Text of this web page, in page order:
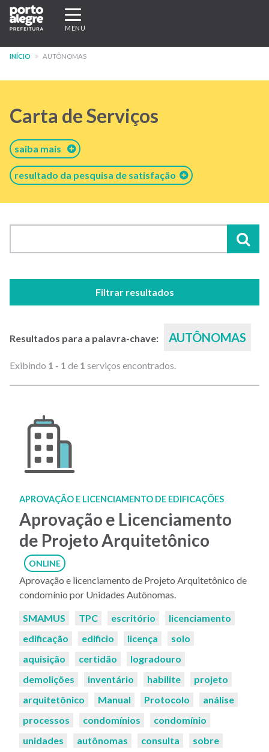
Pular
para
conteúdo
Expandir/recolher
navegação
MENU
INÍCIO AUTÔNOMAS
Carta de Serviços
saiba mais
resultado da pesquisa de satisfação
Filtrar resultados
Resultados para a palavra-chave: AUTÔNOMAS
Exibindo 1 - 1 de 1 serviços encontrados.
APROVAÇÃO E LICENCIAMENTO DE EDIFICAÇÕES
Aprovação e Licenciamento
de Projeto Arquitetônico
ONLINE
Aprovação e licenciamento de Projeto Arquitetônico de
condomínio por Unidades Autônomas.
Palavras-
SMAMUS TPC escritório
licenciamento
edificação
edificio licença
solo
aquisição
certidão
logradouro
demolições
inventário habilite
projeto
arquitetônico
Manual Protocolo
análise
processos
condomínios
condomínio
unidades
autônomas consulta
sobre